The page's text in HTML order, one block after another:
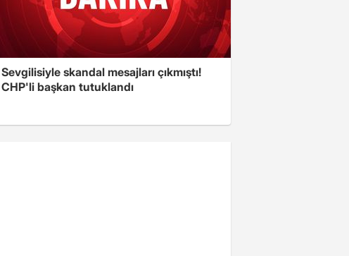
Sevgilisiyle skandal mesajları çıkmıştı!
CHP'li başkan tutuklandı